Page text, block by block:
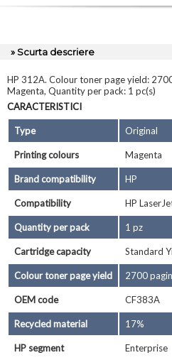
» Scurta descriere
HP 312A. Colour toner page yield:
Magenta, Quantity per pack: 1 pc(s)
CARACTERISTICI
Type Original
Printing colours Magenta
Brand compatibility HP
Compatibility HP
Quantity per pack 1 pz
Cartridge capacity Standard
Colour toner page yield 2700
OEM code CF383A
Recycled material 17%
HP segment Enterprise